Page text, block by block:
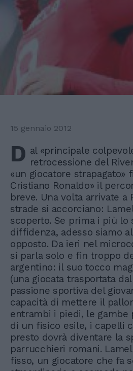
15 gennaio 2012
D al «principale
retrocessione del
«un giocatore strapagato»
Cristiano Ronaldo» il
breve. Una volta arrivate a
strade si accorciano:
scoperto. Se prima i più lo
diffidenza, adesso siamo
opposto. Da ieri nel
si parla solo e fin troppo
argentino: il suo tocco
(una giocata trasportata
passione sportiva del
capacità di mettere il
entrambi i piedi, le gambe
di un fisico esile, i capelli
presto dovrà diventare la
parrucchieri romani.
fisso, un giocatore che fa